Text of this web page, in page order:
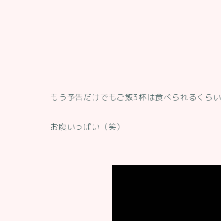
もう予告だけでもご飯3杯は食べられるくらい
お腹いっぱい（笑）